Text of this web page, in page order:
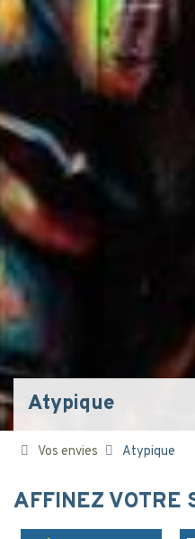
Atypique
Vos envies Atypique
AFFINEZ VOTRE